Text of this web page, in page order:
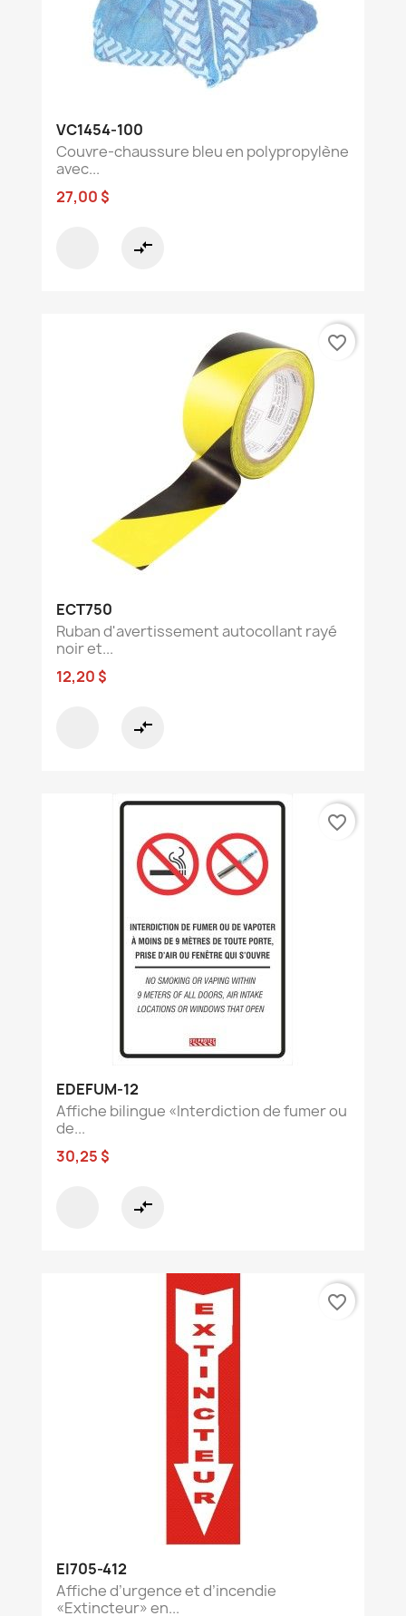
VC1454-100
Couvre-chaussure bleu en polypropylène
avec...
27,00 $
compare_arrows
ECT750
Ruban d'avertissement autocollant rayé
noir et...
12,20 $
compare_arrows
favorite_border
EDEFUM-12
Affiche bilingue «Interdiction de fumer ou
de...
30,25 $
compare_arrows
favorite_border
EI705-412
Affiche d’urgence et d’incendie
«Extincteur» en...
favorite_border